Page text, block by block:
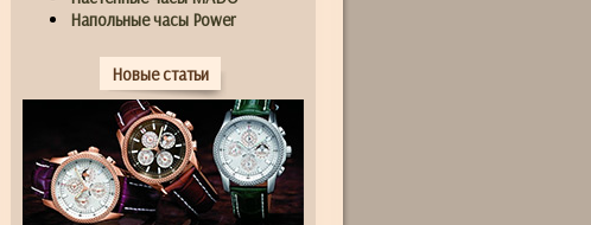
Напольные часы Power
Новые статьи